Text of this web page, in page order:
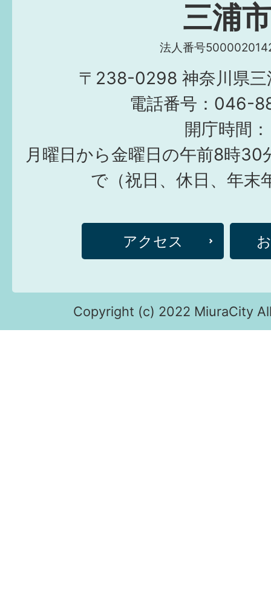
三浦市
法人番号
〒238-0298 神奈川県三
電話番号：046-
開庁時間：
月曜日から金曜日の午前8時30
で（祝日、休日、年末
アクセス
Copyright (c) 2022 MiuraCity